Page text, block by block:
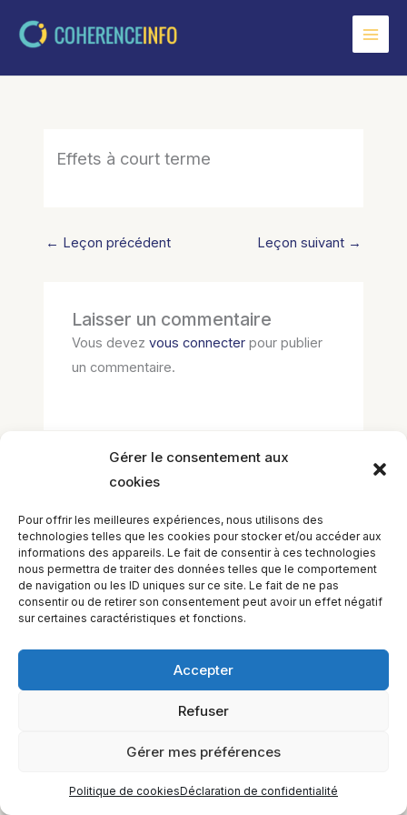
Gérer le consentement aux
cookies
Pour offrir les meilleures expériences, nous utilisons des
technologies telles que les cookies pour stocker et/ou accéder aux
informations des appareils. Le fait de consentir à ces technologies
nous permettra de traiter des données telles que le comportement
de navigation ou les ID uniques sur ce site. Le fait de ne pas
consentir ou de retirer son consentement peut avoir un effet négatif
sur certaines caractéristiques et fonctions.
Accepter
Refuser
Gérer mes préférences
Politique de cookiesDéclaration de confidentialité
Effets à court terme
← Leçon précédent Leçon suivant →
Laisser un commentaire
Vous devezvous connecter pour publier
un commentaire.
EQUILIBIOS FORMATION Inc. 5748 9e Avenue, Montréal (QC)
H1Y 2J9 Canada